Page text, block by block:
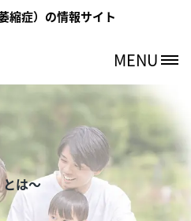
メインコンテンツに移動
縮症）の情報サイト
MENU
は～